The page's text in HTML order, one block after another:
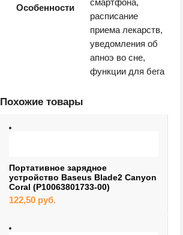
Особенности
смартфона,
расписание
приема лекарств,
уведомления об
апноэ во сне,
функции для бега
Похожие товары
Портативное зарядное
устройство Baseus Blade2 Canyon
Coral (P10063801733-00)
122,50 руб.